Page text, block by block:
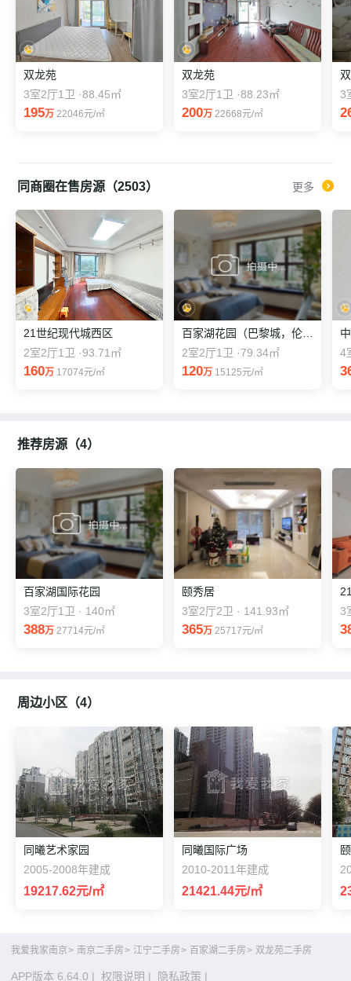
双龙苑
3室2厅1卫 ·88.45㎡
195万 22046元/㎡
双龙苑
3室2厅1卫 ·88.23㎡
200万 22668元/㎡
3
同商圈在售房源（2503） 更多
21世纪现代城西区
2室2厅1卫 ·93.71㎡
160万 17074元/㎡
2室2厅1卫 ·79.34㎡
120万 15125元/㎡
4
推荐房源（4）
百家湖国际花园
3室2厅1卫 · 140㎡
388万 27714元/㎡
颐秀居
3室2厅2卫 · 141.93㎡
365万 25717元/㎡
3
周边小区（4）
同曦艺术家园
2005-2008年建成
19217.62元/㎡
同曦国际广场
2010-2011年建成
21421.44元/㎡
我爱我家南京> 南京二手房> 江宁二手房> 百家湖二手房> 双龙苑二手房
APP版本 6.64.0 | 权限说明 | 隐私政策 |